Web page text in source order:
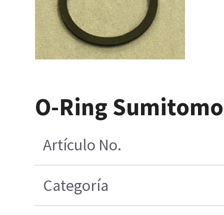
O-Ring
Artículo No.
Categoría